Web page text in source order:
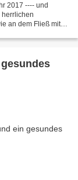
2017 ---- und
herrlichen
an dem Fließ mit